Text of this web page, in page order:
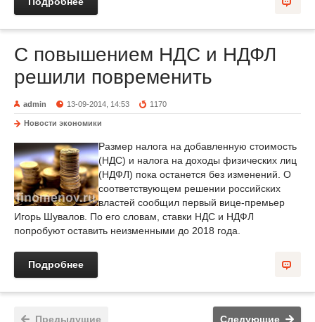
С повышением НДС и НДФЛ
решили повременить
admin 13-09-2014, 14:53 1170
Новости экономики
Размер налога на добавленную стоимость
(НДС) и налога на доходы физических лиц
(НДФЛ) пока останется без изменений. О
соответствующем решении российских
властей сообщил первый вице-премьер
Игорь Шувалов. По его словам, ставки НДС и НДФЛ
попробуют оставить неизменными до 2018 года.
Подробнее
Предыдущие Следующие